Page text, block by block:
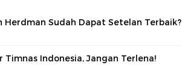
Herdman Sudah Dapat Setelan Terbaik?
Timnas Indonesia, Jangan Terlena!